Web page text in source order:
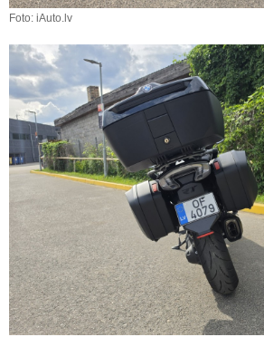
Foto: iAuto.lv